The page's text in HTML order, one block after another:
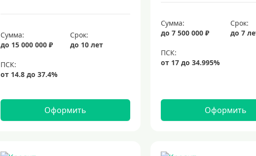
Сумма:
до 15 000 000 ₽
Срок:
до 10 лет
Оформить
Сумма:
до 7 500 000 ₽
Срок:
до 7
Оформить